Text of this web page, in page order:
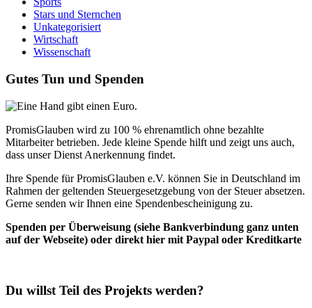
Stars und Sternchen
Unkategorisiert
Wirtschaft
Wissenschaft
Gutes Tun und Spenden
PromisGlauben wird zu 100 % ehrenamtlich ohne bezahlte
Mitarbeiter betrieben. Jede kleine Spende hilft und zeigt uns auch,
dass unser Dienst Anerkennung findet.
Ihre Spende für PromisGlauben e.V. können Sie in Deutschland im
Rahmen der geltenden Steuergesetzgebung von der Steuer absetzen.
Gerne senden wir Ihnen eine Spendenbescheinigung zu.
Spenden per Überweisung (siehe Bankverbindung ganz unten
auf der Webseite) oder direkt hier mit Paypal oder Kreditkarte
Du willst Teil des Projekts werden?